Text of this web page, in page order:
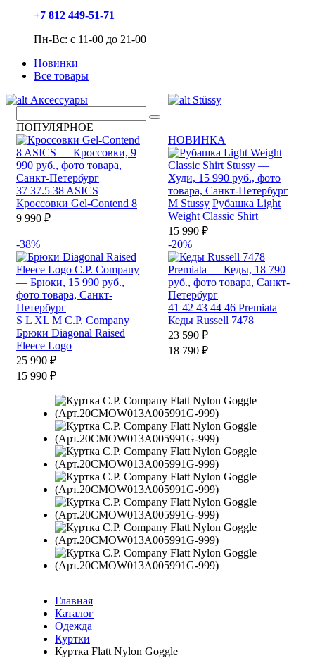
+7 812 449-51-71
Пн-Вс: с 11-00 до 21-00
Новинки
Все товары
Аксессуары
Stüssy
ПОПУЛЯРНОЕ
37 37.5 38 ASICS
Кроссовки Gel-Contend 8
9 990 ₽
НОВИНКА
M Stussy Рубашка Light
Weight Classic Shirt
15 990 ₽
-38%
S L XL M C.P. Company
Брюки Diagonal Raised
Fleece Logo
25 990 ₽
15 990 ₽
-20%
41 42 43 44 46 Premiata
Кеды Russell 7478
23 590 ₽
18 790 ₽
Главная
Каталог
Одежда
Куртки
Куртка Flatt Nylon Goggle